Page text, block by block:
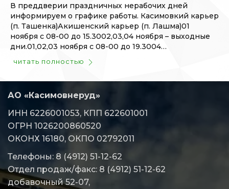
В преддверии праздничных нерабочих дней
информируем о графике работы. Касимовкий карьер
(п. Ташенка)Акишенский карьер (п. Лашма)01
ноября с 08-00 до 15.3002,03,04 ноября – выходные
дни.01,02,03 ноября с 08-00 до 19.3004…
читать полностью
АО «Касимовнеруд»
ИНН 6226001053, КПП 622601001
ОГРН 1026200860520
ОКОНХ 16180, ОКПО 02792011
Телефоны: 8 (4912) 51-12-62
Отдел продаж/факс: 8 (4912) 51-12-62
добавочный 52-07,